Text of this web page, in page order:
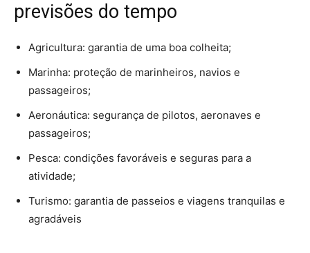
previsões do tempo
Agricultura: garantia de uma boa colheita;
Marinha: proteção de marinheiros, navios e
passageiros;
Aeronáutica: segurança de pilotos, aeronaves e
passageiros;
Pesca: condições favoráveis e seguras para a
atividade;
Turismo: garantia de passeios e viagens tranquilas e
agradáveis